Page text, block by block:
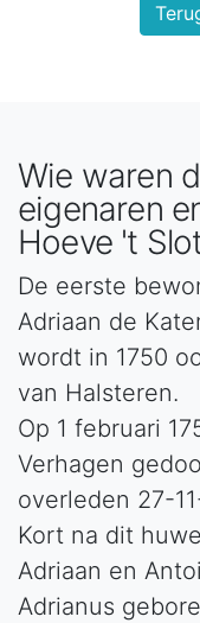
Wie waren
eigenaren
Hoeve 't
De eerste
Adriaan de
wordt in 1750
van Halsteren.
Op 1 februari
Verhagen
overleden 27-
Kort na dit
Adriaan en
Adrianus